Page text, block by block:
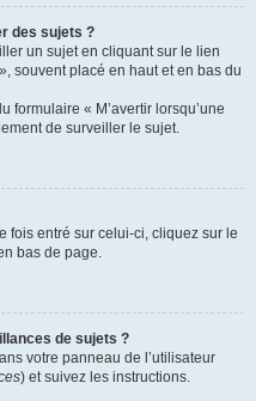
des sujets ?
un sujet en cliquant sur le lien
souvent placé en haut et en bas du
formulaire « M’avertir lorsqu’une
de surveiller le sujet.
fois entré sur celui-ci, cliquez sur le
bas de page.
de sujets ?
votre panneau de l’utilisateur
) et suivez les instructions.